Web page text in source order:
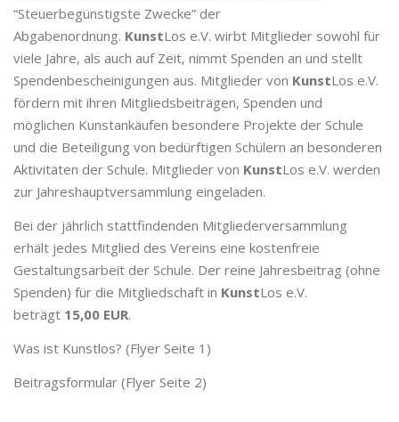
“Steuerbegünstigste Zwecke” der
Abgabenordnung. KunstLos e.V. wirbt Mitglieder sowohl für
viele Jahre, als auch auf Zeit, nimmt Spenden an und stellt
Spendenbescheinigungen aus. Mitglieder von KunstLos e.V.
fördern mit ihren Mitgliedsbeiträgen, Spenden und
möglichen Kunstankäufen besondere Projekte der Schule
und die Beteiligung von bedürftigen Schülern an besonderen
Aktivitäten der Schule. Mitglieder von KunstLos e.V. werden
zur Jahreshauptversammlung eingeladen.
Bei der jährlich stattfindenden Mitgliederversammlung
erhält jedes Mitglied des Vereins eine kostenfreie
Gestaltungsarbeit der Schule. Der reine Jahresbeitrag (ohne
Spenden) für die Mitgliedschaft in KunstLos e.V.
beträgt 15,00 EUR.
Was ist Kunstlos? (Flyer Seite 1)
Beitragsformular (Flyer Seite 2)